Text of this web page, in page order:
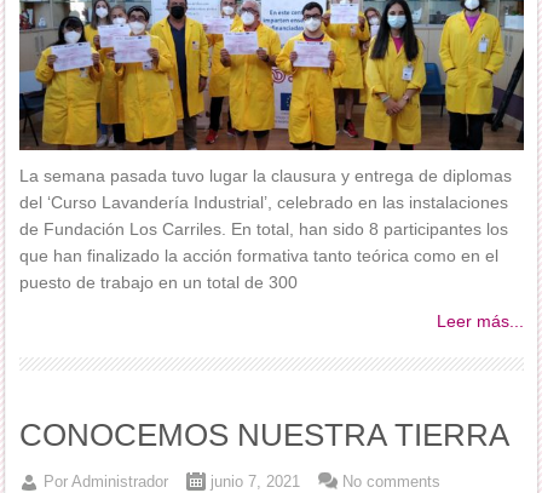
La semana pasada tuvo lugar la clausura y entrega de diplomas
del ‘Curso Lavandería Industrial’, celebrado en las instalaciones
de Fundación Los Carriles. En total, han sido 8 participantes los
que han finalizado la acción formativa tanto teórica como en el
puesto de trabajo en un total de 300
Leer más...
CONOCEMOS NUESTRA TIERRA
PorAdministrador
junio 7, 2021
No comments